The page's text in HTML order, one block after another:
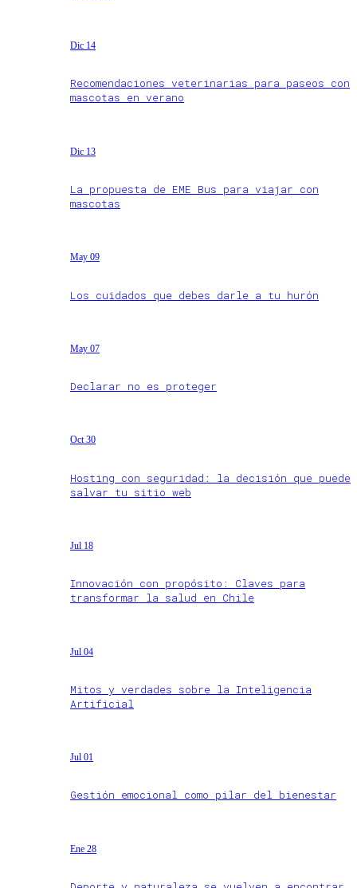
Dic 14
Recomendaciones veterinarias para paseos con
mascotas en verano
Dic 13
La propuesta de EME Bus para viajar con
mascotas
May 09
Los cuidados que debes darle a tu hurón
May 07
Declarar no es proteger
Oct 30
Hosting con seguridad: la decisión que puede
salvar tu sitio web
Jul 18
Innovación con propósito: Claves para
transformar la salud en Chile
Jul 04
Mitos y verdades sobre la Inteligencia
Artificial
Jul 01
Gestión emocional como pilar del bienestar
Ene 28